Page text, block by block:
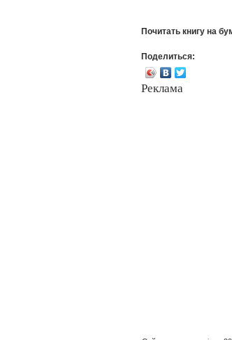
Почитать книгу на
Поделиться:
Реклама